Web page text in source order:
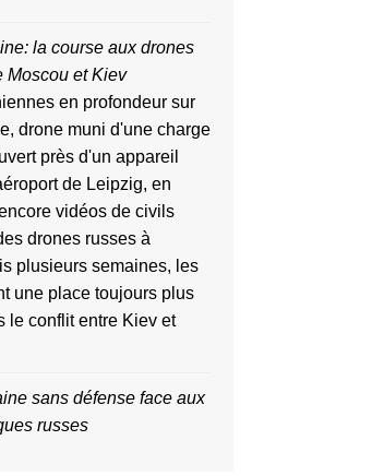
la course aux drones
Moscou et Kiev
en profondeur sur
drone muni d'une charge
près d'un appareil
de Leipzig, en
vidéos de civils
drones russes à
plusieurs semaines, les
une place toujours plus
le conflit entre Kiev et
sans défense face aux
russes